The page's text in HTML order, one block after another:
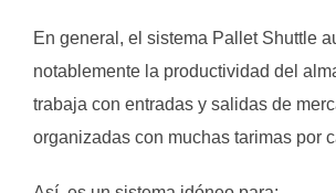
En general, el sistema Pallet Shuttle
notablemente la productividad del
trabaja con entradas y salidas de
organizadas con muchas tarimas por